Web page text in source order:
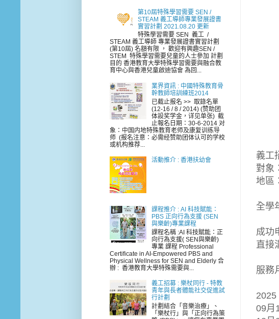
義工
對象
地區
全學
成功
直接
服務
2025
09月
第10屆特殊學習需要 SEN /
STEAM 義工導師專業發展證書
實習計劃 2021.08.20 更新
特殊學習需要 SEN 義工 /
STEAM 義工導師 專業發展證書實習計劃
(第10屆) 名額有限 ， 歡迎有興趣SEN /
STEM 特殊學習需要兒童的人士參加 計劃
目的 香港教育大學特殊學習需要與融合教
育中心與香港兒童啟迪協會 為回...
業界資訊 : 中國特殊教育骨
幹教師培訓練班2014
已截止报名 >> 取錄名單
(12-16 / 8 / 2014) (赞助团
体設奖学金，详见单张) 截
止報名日期：30-6-2014 对
象：中国内地特殊教育老师及康复训练导
师 (报名注意：必需经赞助团体认可的学校
或机构推荐...
活動推介 : 香港扶幼會
課程推介 : AI 科技賦能：
PBS 正向行為支援 (SEN
與樂齡)專業課程
課程名稱 :AI 科技賦能：正
向行為支援( SEN與樂齡)
專業 課程 Professional
Certificate in AI-Empowered PBS and
Physical Wellness for SEN and Elderly 合
辦 : 香港教育大學特殊需要與...
義工招募 : 樂杖同行 - 特教
青年與長者體能社交促進試
行計劃
計劃結合「音樂治療」、
「樂杖行」與「正向行為策